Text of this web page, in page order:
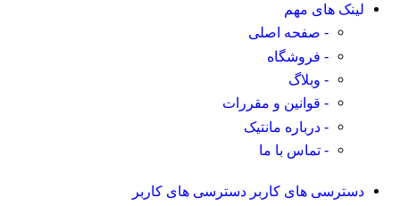
لینک های مهم
- صفحه اصلی
- فروشگاه
- وبلاگ
- قوانین و مقررات
- درباره مانتیک
- تماس با ما
دسترسی های کاربر دسترسی های کاربر